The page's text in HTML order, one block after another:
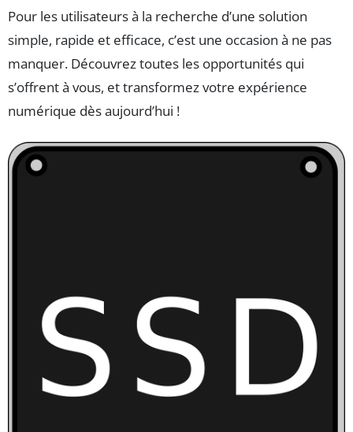
Pour les utilisateurs à la recherche d’une solution
simple, rapide et efficace, c’est une occasion à ne pas
manquer. Découvrez toutes les opportunités qui
s’offrent à vous, et transformez votre expérience
numérique dès aujourd’hui !